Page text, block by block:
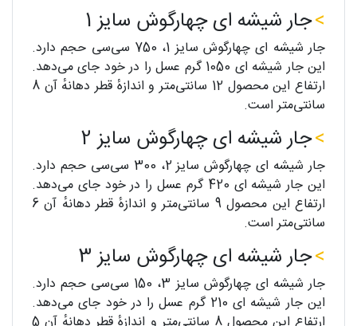
جار شیشه ای چهارگوش سایز 1
جار شیشه ای چهارگوش سایز 1، 750 سی‌سی حجم دارد.
این جار شیشه ای 1050 گرم عسل را در خود جای می‌دهد.
ارتفاع این محصول 12 سانتی‌متر و اندازهٔ قطر دهانهٔ آن 8
سانتی‌متر است.
جار شیشه ای چهارگوش سایز 2
جار شیشه ای چهارگوش سایز 2، 300 سی‌سی حجم دارد.
این جار شیشه ای 420 گرم عسل را در خود جای می‌دهد.
ارتفاع این محصول 9 سانتی‌متر و اندازهٔ قطر دهانهٔ آن 6
سانتی‌متر است.
جار شیشه ای چهارگوش سایز 3
جار شیشه ای چهارگوش سایز 3، 150 سی‌سی حجم دارد.
این جار شیشه ای 210 گرم عسل را در خود جای می‌دهد.